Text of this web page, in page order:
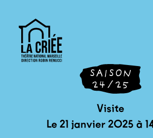
Visite
Le 21 janvier 2025 à